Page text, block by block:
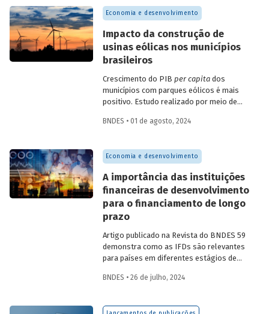
desafios desse percurso e a importância
de superá-los.
Economia e desenvolvimento
Impacto da construção de
usinas eólicas nos municípios
brasileiros
Crescimento do PIB per capitados
municípios com parques eólicos é mais
positivo. Estudo realizado por meio de
resultados mais significativos dois a três
dispersão posterior.
BNDES • 01 de agosto, 2024
Economia e desenvolvimento
A importância das instituições
financeiras de desenvolvimento
para o financiamento de longo
prazo
Artigo publicado na Revista do BNDES 59
demonstra como as IFDs são relevantes
para países em diferentes estágios de
de estabilidade quanto nos de crise
para o desenvolvimento sustentável.
BNDES • 26 de julho, 2024